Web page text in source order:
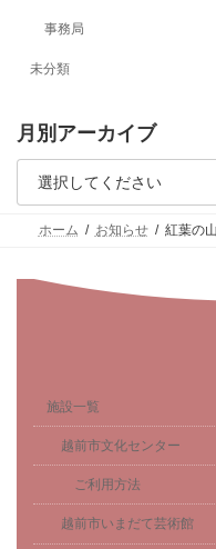
事務局
未分類
月別アーカイブ
ホーム お知らせ 紅葉の
施設一覧
越前市文化センター
ご利用方法
越前市いまだて芸術館